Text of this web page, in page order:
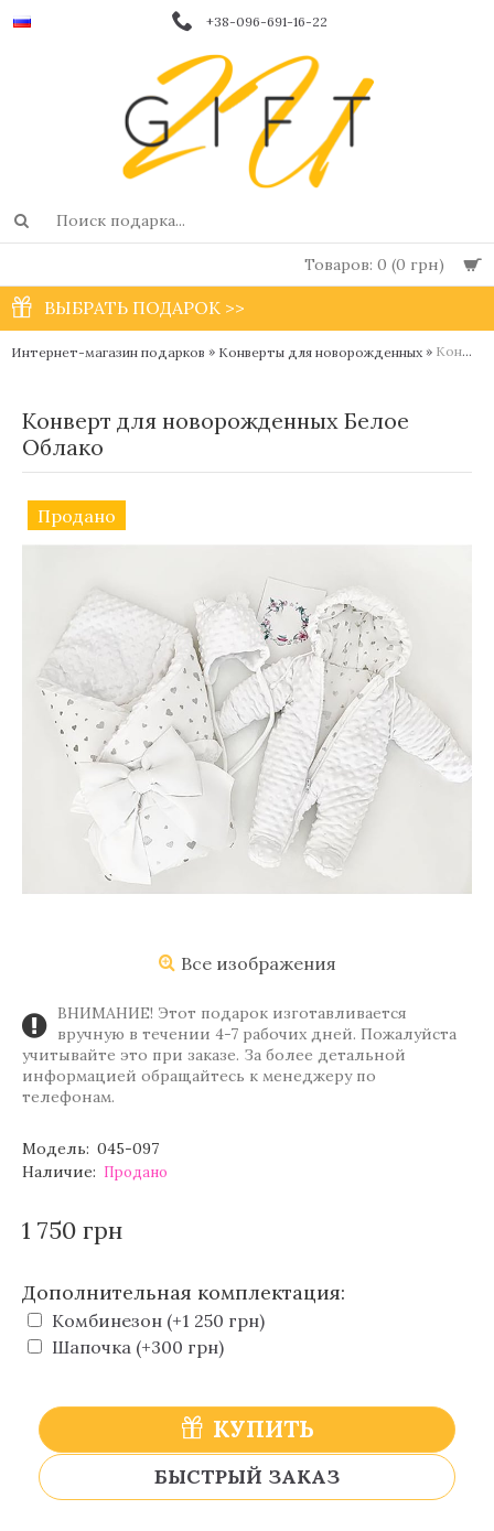
+38-096-691-16-22
Товаров: 0 (0 грн)
ВЫБРАТЬ ПОДАРОК >>
Интернет-магазин подарков » Конверты для новорожденных » Конверт для новорожденных Белое Облако
Конверт для новорожденных Белое
Облако
Продано
Все изображения
ВНИМАНИЕ! Этот подарок изготавливается
вручную в течении 4-7 рабочих дней. Пожалуйста
учитывайте это при заказе. За более детальной
информацией обращайтесь к менеджеру по
телефонам.
Модель: 045-097
Наличие: Продано
1 750 грн
Дополнительная комплектация:
Комбинезон (+1 250 грн)
Шапочка (+300 грн)
КУПИТЬ
БЫСТРЫЙ ЗАКАЗ